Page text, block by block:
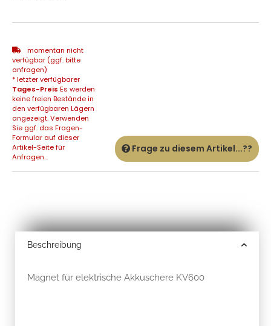
momentan nicht
verfügbar (ggf. bitte
anfragen)
* letzter verfügbarer
Tages-Preis Es werden
keine freien Bestände in
den verfügbaren Lägern
angezeigt. Verwenden
Sie ggf. das Fragen-
Formular auf dieser
Artikel-Seite für
Anfragen...
Frage zu diesem Artikel...??
Beschreibung
Magnet für elektrische Akkuschere KV600